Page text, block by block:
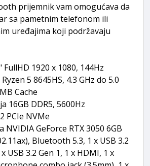
prijemnik vam omogućava da
sa pametnim telefonom ili
uređajima koji podržavaju
FullHD 1920 x 1080, 144Hz
5 8645HS, 4.3 GHz do 5.0
Cache
16GB DDR5, 5600Hz
PCIe NVMe
NVIDIA GeForce RTX 3050 6GB
Bluetooth 5.3, 1 x USB 3.2
USB 3.2 Gen 1, 1 x HDMI, 1 x